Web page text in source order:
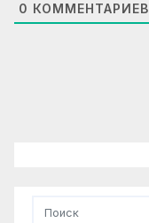
0 КОММЕНТАРИЕВ